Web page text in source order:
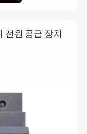
전원 공급 장치